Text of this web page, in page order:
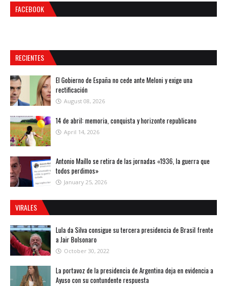
FACEBOOK
RECIENTES
El Gobierno de España no cede ante Meloni y exige una
rectificación
August 08, 2026
14 de abril: memoria, conquista y horizonte republicano
April 14, 2026
Antonio Maíllo se retira de las jornadas «1936, la guerra que
todos perdimos»
January 25, 2026
VIRALES
Lula da Silva consigue su tercera presidencia de Brasil frente
a Jair Bolsonaro
October 30, 2022
La portavoz de la presidencia de Argentina deja en evidencia a
Ayuso con su contundente respuesta